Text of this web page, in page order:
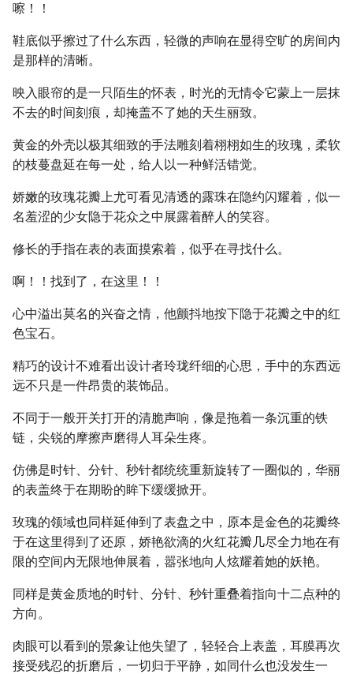
嚓！！
鞋底似乎擦过了什么东西，轻微的声响在显得空旷的房间内
是那样的清晰。
映入眼帘的是一只陌生的怀表，时光的无情令它蒙上一层抹
不去的时间刻痕，却掩盖不了她的天生丽致。
黄金的外壳以极其细致的手法雕刻着栩栩如生的玫瑰，柔软
的枝蔓盘延在每一处，给人以一种鲜活错觉。
娇嫩的玫瑰花瓣上尤可看见清透的露珠在隐约闪耀着，似一
名羞涩的少女隐于花众之中展露着醉人的笑容。
修长的手指在表的表面摸索着，似乎在寻找什么。
啊！！找到了，在这里！！
心中溢出莫名的兴奋之情，他颤抖地按下隐于花瓣之中的红
色宝石。
精巧的设计不难看出设计者玲珑纤细的心思，手中的东西远
远不只是一件昂贵的装饰品。
不同于一般开关打开的清脆声响，像是拖着一条沉重的铁
链，尖锐的摩擦声磨得人耳朵生疼。
仿佛是时针、分针、秒针都统统重新旋转了一圈似的，华丽
的表盖终于在期盼的眸下缓缓掀开。
玫瑰的领域也同样延伸到了表盘之中，原本是金色的花瓣终
于在这里得到了还原，娇艳欲滴的火红花瓣几尽全力地在有
限的空间内无限地伸展着，嚣张地向人炫耀着她的妖艳。
同样是黄金质地的时针、分针、秒针重叠着指向十二点种的
方向。
肉眼可以看到的景象让他失望了，轻轻合上表盖，耳膜再次
接受残忍的折磨后，一切归于平静，如同什么也没发生一